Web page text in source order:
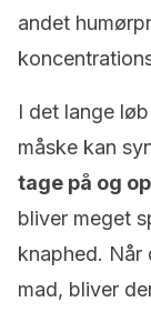
andet
I det lange
måske kan
tage på og
bliver meget
knaphed. Når
mad, bliver